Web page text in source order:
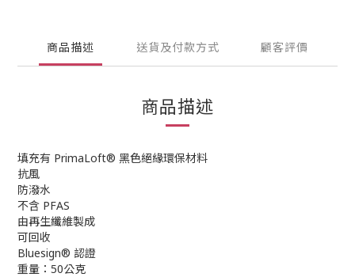
商品描述 送貨及付款方式 顧客評價
商品描述
填充有 PrimaLoft® 黑色絕緣環保材料
抗風
防潑水
不含 PFAS
由再生纖維製成
可回收
Bluesign® 認證
重量：50公克